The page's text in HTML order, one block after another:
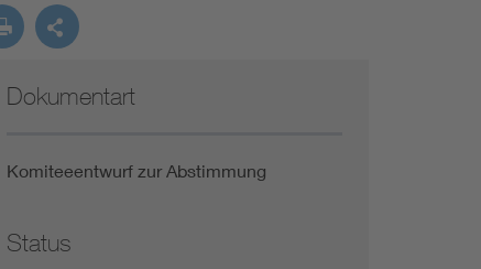
Funktionale Sicherheit schützt den Menschen
Gleichstromanwendungen im Wachstum
Dokumentart
Komiteeentwurf zur Abstimmung
Status